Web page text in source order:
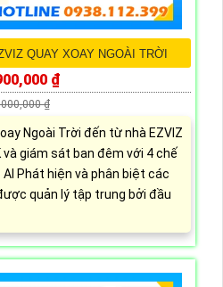
QUAY XOAY NGOÀI TRỜI
₫
₫
Ngoài Trời đến từ nhà EZVIZ
giám sát ban đêm với 4 chế
Phát hiện và phân biệt các
quản lý tập trung bởi đầu